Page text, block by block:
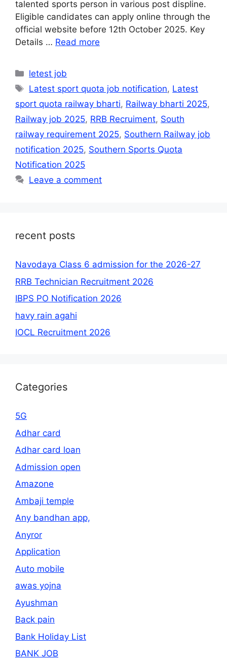
talented sports person in various post displine.
Eligible candidates can apply online through the
official website before 12th October 2025. Key
Details … Read more
Categories
letest job
Tags
Latest sport quota job notification, Latest
sport quota railway bharti, Railway bharti 2025,
Railway job 2025, RRB Recruiment, South
railway requirement 2025, Southern Railway job
notification 2025, Southern Sports Quota
Notification 2025
Leave a comment
recent posts
Navodaya Class 6 admission for the 2026-27
RRB Technician Recruitment 2026
IBPS PO Notification 2026
havy rain agahi
IOCL Recruitment 2026
Categories
5G
Adhar card
Adhar card loan
Admission open
Amazone
Ambaji temple
Any bandhan app,
Anyror
Application
Auto mobile
awas yojna
Ayushman
Back pain
Bank Holiday List
BANK JOB